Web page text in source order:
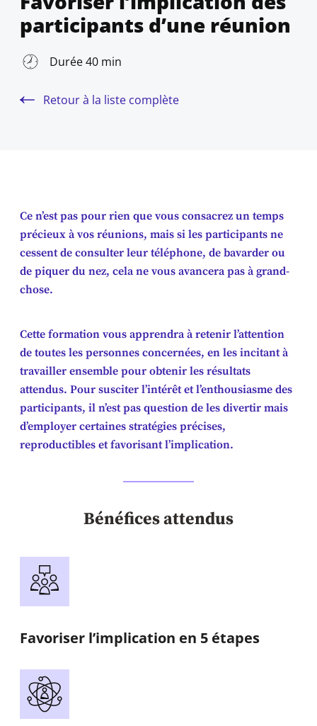
participants d’une réunion
Durée 40 min
Retour à la liste complète
Ce n’est pas pour rien que vous consacrez un temps
précieux à vos réunions, mais si les participants ne
cessent de consulter leur téléphone, de bavarder ou
de piquer du nez, cela ne vous avancera pas à grand-
chose.
Cette formation vous apprendra à retenir l’attention
de toutes les personnes concernées, en les incitant à
travailler ensemble pour obtenir les résultats
attendus. Pour susciter l’intérêt et l’enthousiasme des
participants, il n’est pas question de les divertir mais
d’employer certaines stratégies précises,
reproductibles et favorisant l’implication.
Bénéfices attendus
Favoriser l’implication en 5 étapes